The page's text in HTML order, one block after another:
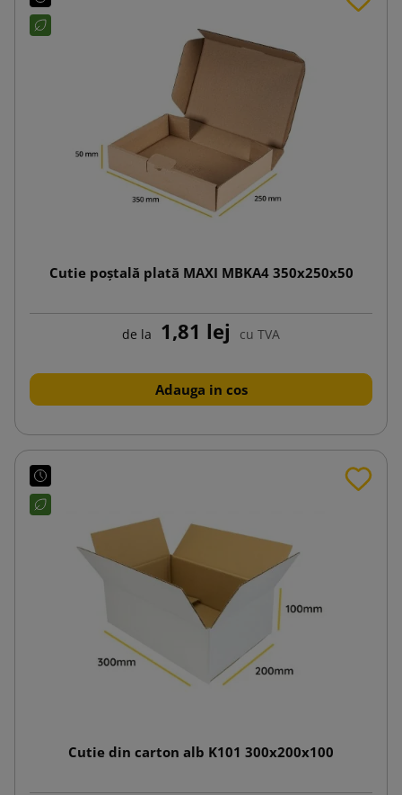
Cutie poștală plată MAXI MBKA4 350x250x50
de la 1,81 lej cu TVA
Adauga in cos
Cutie din carton alb K101 300x200x100